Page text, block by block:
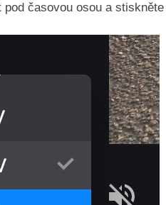
časovou osou a stiskněte